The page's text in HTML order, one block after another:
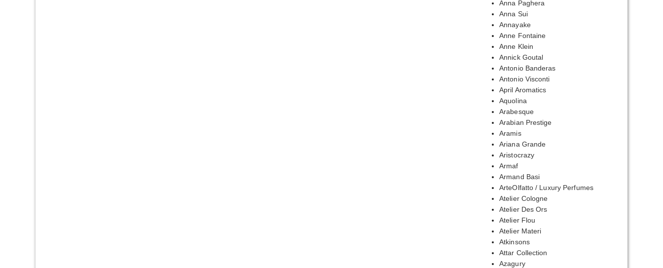
Anna Paghera
Anna Sui
Annayake
Anne Fontaine
Anne Klein
Annick Goutal
Antonio Banderas
Antonio Visconti
April Aromatics
Aquolina
Arabesque
Arabian Prestige
Aramis
Ariana Grande
Aristocrazy
Armaf
Armand Basi
ArteOlfatto / Luxury Perfumes
Atelier Cologne
Atelier Des Ors
Atelier Flou
Atelier Materi
Atkinsons
Attar Collection
Azagury